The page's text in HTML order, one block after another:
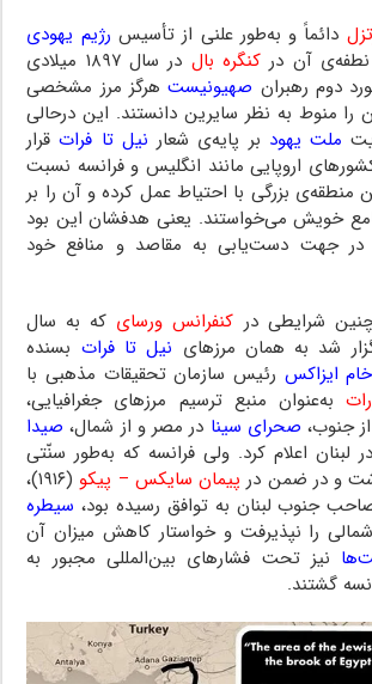
دائماً و به‌طور علنی از تأسیس رژیم یهودی
آن درکنگره بال
در سال ۱۸۹۷ میلادی
دوم رهبران صهیونیستهرگز مرز مشخصی
را منوط به نظر سایرین دانستند. این درحالی
ملت یهود بر پایه‌ی شعار نیل تا فراتقرار
اروپایی مانند انگلیس و فرانسه نسبت
منطقه‌ی بزرگی با احتیاط عمل کرده و آن را بر
خویش می‌خواستند. یعنی هدفشان این بود
در جهت دست‌یابی به مقاصد و منافع خود
شرایطی در کنفرانس ورسای که به سال
نیل تا فرات بسنده
ایزاکس رئیس سازمان تحقیقات مذهبی با
به‌عنوان منبع ترسیم مرزهای جغرافیایی،
از جنوب، صحرای سینا در مصر و از شمال، صیدا
در لبنان اعلام کرد. ولی فرانسه که به‌طور سنّتی
و در ضمن در پیمان سایکس – پیکو
(۱۹۱۶)،
جنوب لبنان به توافق رسیده بود، سیطره
را نپذیرفت و خواستار کاهش میزان آن
نیز تحت فشارهای بین‌المللی مجبور به
گشتند.